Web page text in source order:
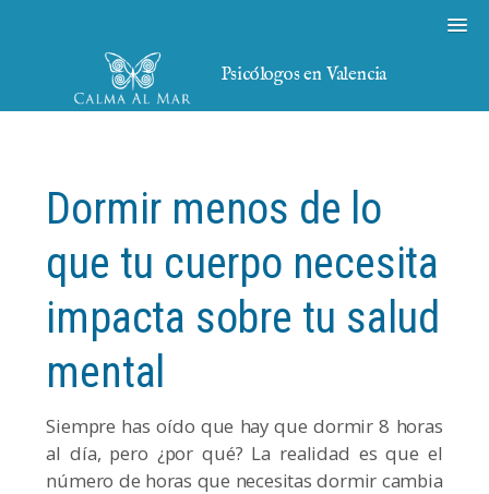
Psicólogos en Valencia
Dormir menos de lo
que tu cuerpo necesita
impacta sobre tu salud
mental
Siempre has oído que hay que dormir 8 horas
al día, pero ¿por qué? La realidad es que el
número de horas que necesitas dormir cambia